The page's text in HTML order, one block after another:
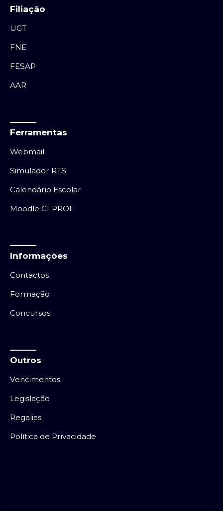
Filiação
UGT
FNE
FESAP
AAR
Ferramentas
Webmail
Simulador RTS
Calendário Escolar
Moodle CFPROF
Informações
Contactos
Formação
Concursos
Outros
Vencimentos
Legislação
Regalias
Política de Privacidade